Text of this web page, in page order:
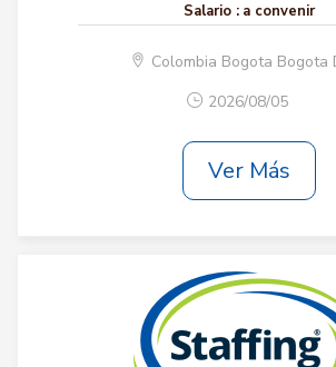
Salario : a convenir
Colombia Bogota Bogota
2026/08/05
Ver Más